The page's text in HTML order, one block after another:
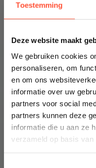
Toestemming
Deze website maakt
We gebruiken cookies
personaliseren, om
en om ons
informatie over uw
partners voor social
partners kunnen deze
informatie die u aan ze
verzameld op basis van
maar één
Altijd een
Prijsindicatie
👉 Inzicht in enkele